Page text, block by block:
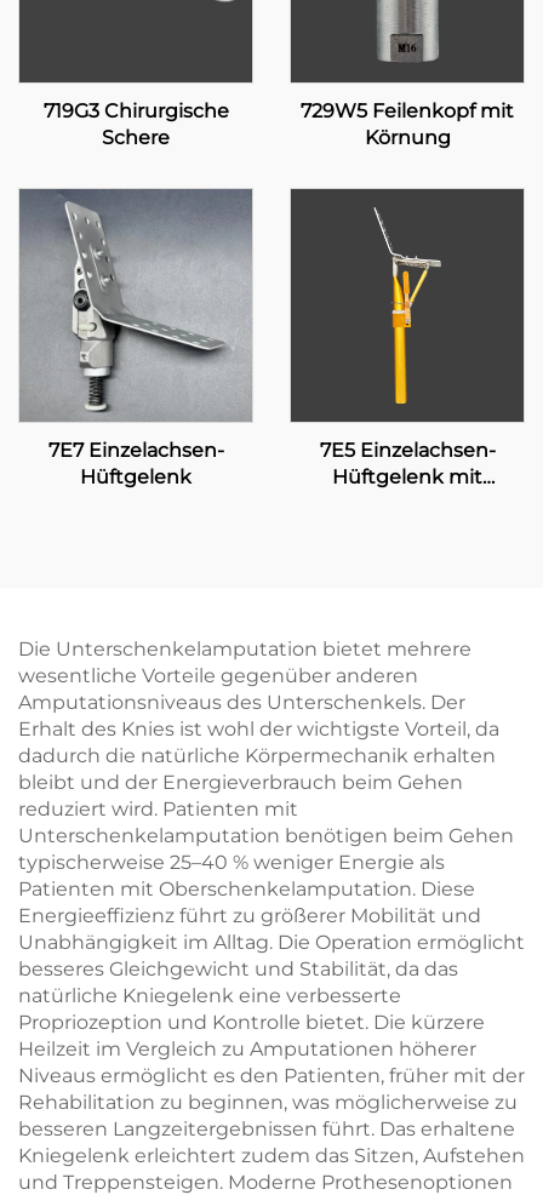
719G3 Chirurgische
Schere
729W5 Feilenkopf mit
Körnung
7E7 Einzelachsen-
Hüftgelenk
7E5 Einzelachsen-
Hüftgelenk mit
Die Unterschenkelamputation bietet mehrere
wesentliche Vorteile gegenüber anderen
Amputationsniveaus des Unterschenkels. Der
Erhalt des Knies ist wohl der wichtigste Vorteil, da
dadurch die natürliche Körpermechanik erhalten
bleibt und der Energieverbrauch beim Gehen
reduziert wird. Patienten mit
Unterschenkelamputation benötigen beim Gehen
typischerweise 25–40 % weniger Energie als
Patienten mit Oberschenkelamputation. Diese
Energieeffizienz führt zu größerer Mobilität und
Unabhängigkeit im Alltag. Die Operation ermöglicht
besseres Gleichgewicht und Stabilität, da das
natürliche Kniegelenk eine verbesserte
Propriozeption und Kontrolle bietet. Die kürzere
Heilzeit im Vergleich zu Amputationen höherer
Niveaus ermöglicht es den Patienten, früher mit der
Rehabilitation zu beginnen, was möglicherweise zu
besseren Langzeitergebnissen führt. Das erhaltene
Kniegelenk erleichtert zudem das Sitzen, Aufstehen
und Treppensteigen. Moderne Prothesenoptionen